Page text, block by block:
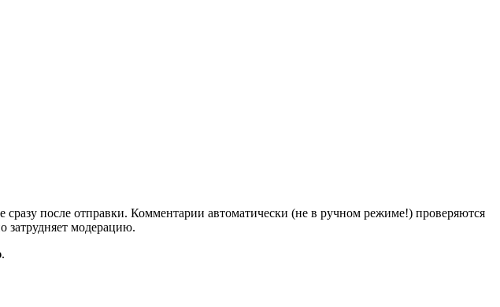
сразу после отправки. Комментарии автоматически (не в ручном режиме!) проверяются
затрудняет модерацию.
.